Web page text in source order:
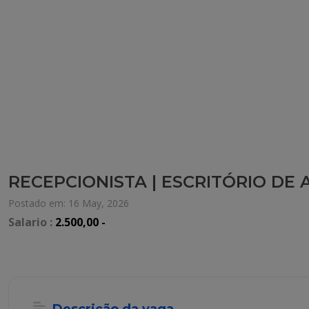
RECEPCIONISTA | ESCRITÓRIO DE
Postado em: 16 May, 2026
Salario : 2.500,00 -